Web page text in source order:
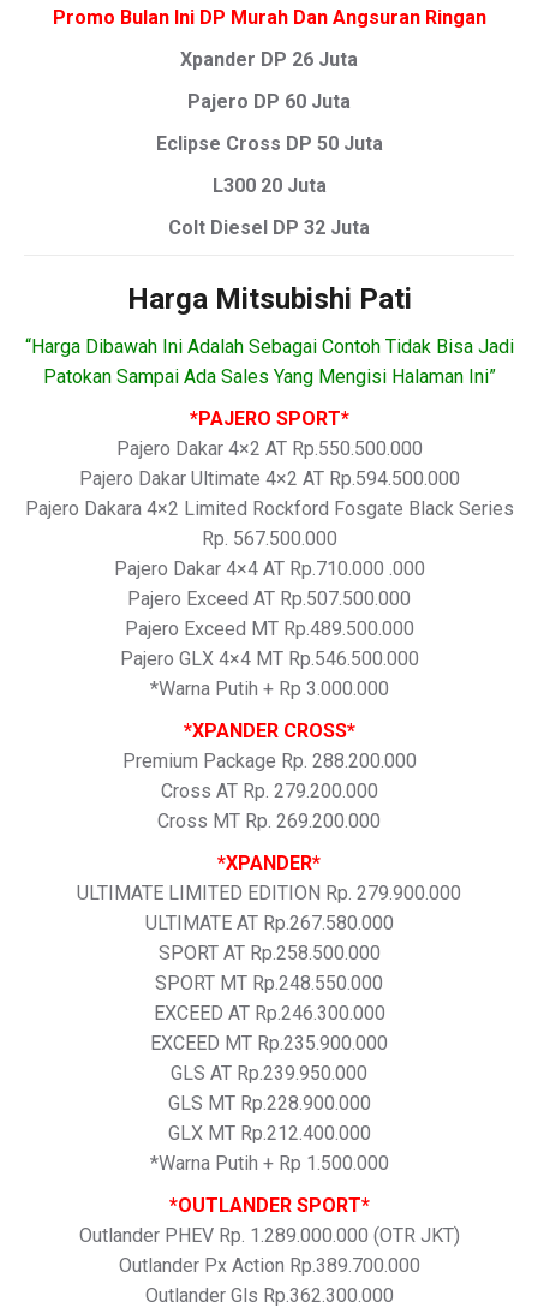
Promo Bulan Ini DP Murah Dan Angsuran Ringan
Xpander DP 26 Juta
Pajero DP 60 Juta
Eclipse Cross DP 50 Juta
L300 20 Juta
Colt Diesel DP 32 Juta
Harga Mitsubishi Pati
“Harga Dibawah Ini Adalah Sebagai Contoh Tidak Bisa Jadi
Patokan Sampai Ada Sales Yang Mengisi Halaman Ini”
*PAJERO SPORT*
Pajero Dakar 4×2 AT Rp.550.500.000
Pajero Dakar Ultimate 4×2 AT Rp.594.500.000
Pajero Dakara 4×2 Limited Rockford Fosgate Black Series
Rp. 567.500.000
Pajero Dakar 4×4 AT Rp.710.000 .000
Pajero Exceed AT Rp.507.500.000
Pajero Exceed MT Rp.489.500.000
Pajero GLX 4×4 MT Rp.546.500.000
*Warna Putih + Rp 3.000.000
*XPANDER CROSS*
Premium Package Rp. 288.200.000
Cross AT Rp. 279.200.000
Cross MT Rp. 269.200.000
*XPANDER*
ULTIMATE LIMITED EDITION Rp. 279.900.000
ULTIMATE AT Rp.267.580.000
SPORT AT Rp.258.500.000
SPORT MT Rp.248.550.000
EXCEED AT Rp.246.300.000
EXCEED MT Rp.235.900.000
GLS AT Rp.239.950.000
GLS MT Rp.228.900.000
GLX MT Rp.212.400.000
*Warna Putih + Rp 1.500.000
*OUTLANDER SPORT*
Outlander PHEV Rp. 1.289.000.000 (OTR JKT)
Outlander Px Action Rp.389.700.000
Outlander Gls Rp.362.300.000